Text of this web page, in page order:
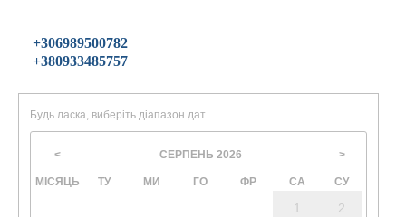
+306989500782
+380933485757
Будь ласка, виберіть діапазон дат
< СЕРПЕНЬ 2026 >
МІСЯЦЬ ТУ МИ ГО ФР СА СУ
1 2